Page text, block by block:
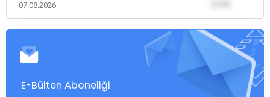
07.08.2026
E-Bülten Aboneliği